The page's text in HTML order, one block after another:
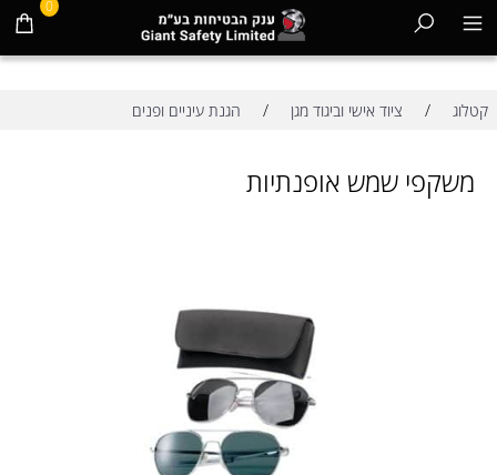
0
קטלוג / ציוד אישי וביגוד מגן / הגנת עיניים ופנים
משקפי שמש אופנתיות